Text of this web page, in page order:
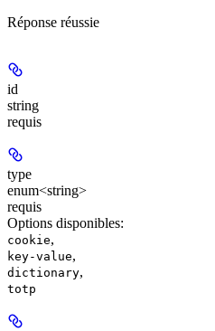
Réponse réussie
id
string
requis
type
enum<string>
requis
Options disponibles:
cookie,
key-value,
dictionary,
totp